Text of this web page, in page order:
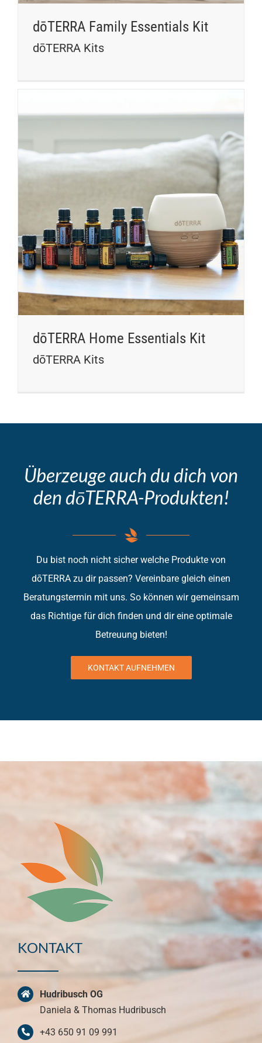
dōTERRA Family Essentials Kit
dōTERRA Kits
dōTERRA Home Essentials Kit
dōTERRA Kits
Überzeuge auch du dich von
den dōTERRA-Produkten!
Du bist noch nicht sicher welche Produkte von
dōTERRA zu dir passen? Vereinbare gleich einen
Beratungstermin mit uns. So können wir gemeinsam
das Richtige für dich finden und dir eine optimale
Betreuung bieten!
KONTAKT AUFNEHMEN
KONTAKT
Hudribusch OG
Daniela & Thomas Hudribusch
+43 650 91 09 991